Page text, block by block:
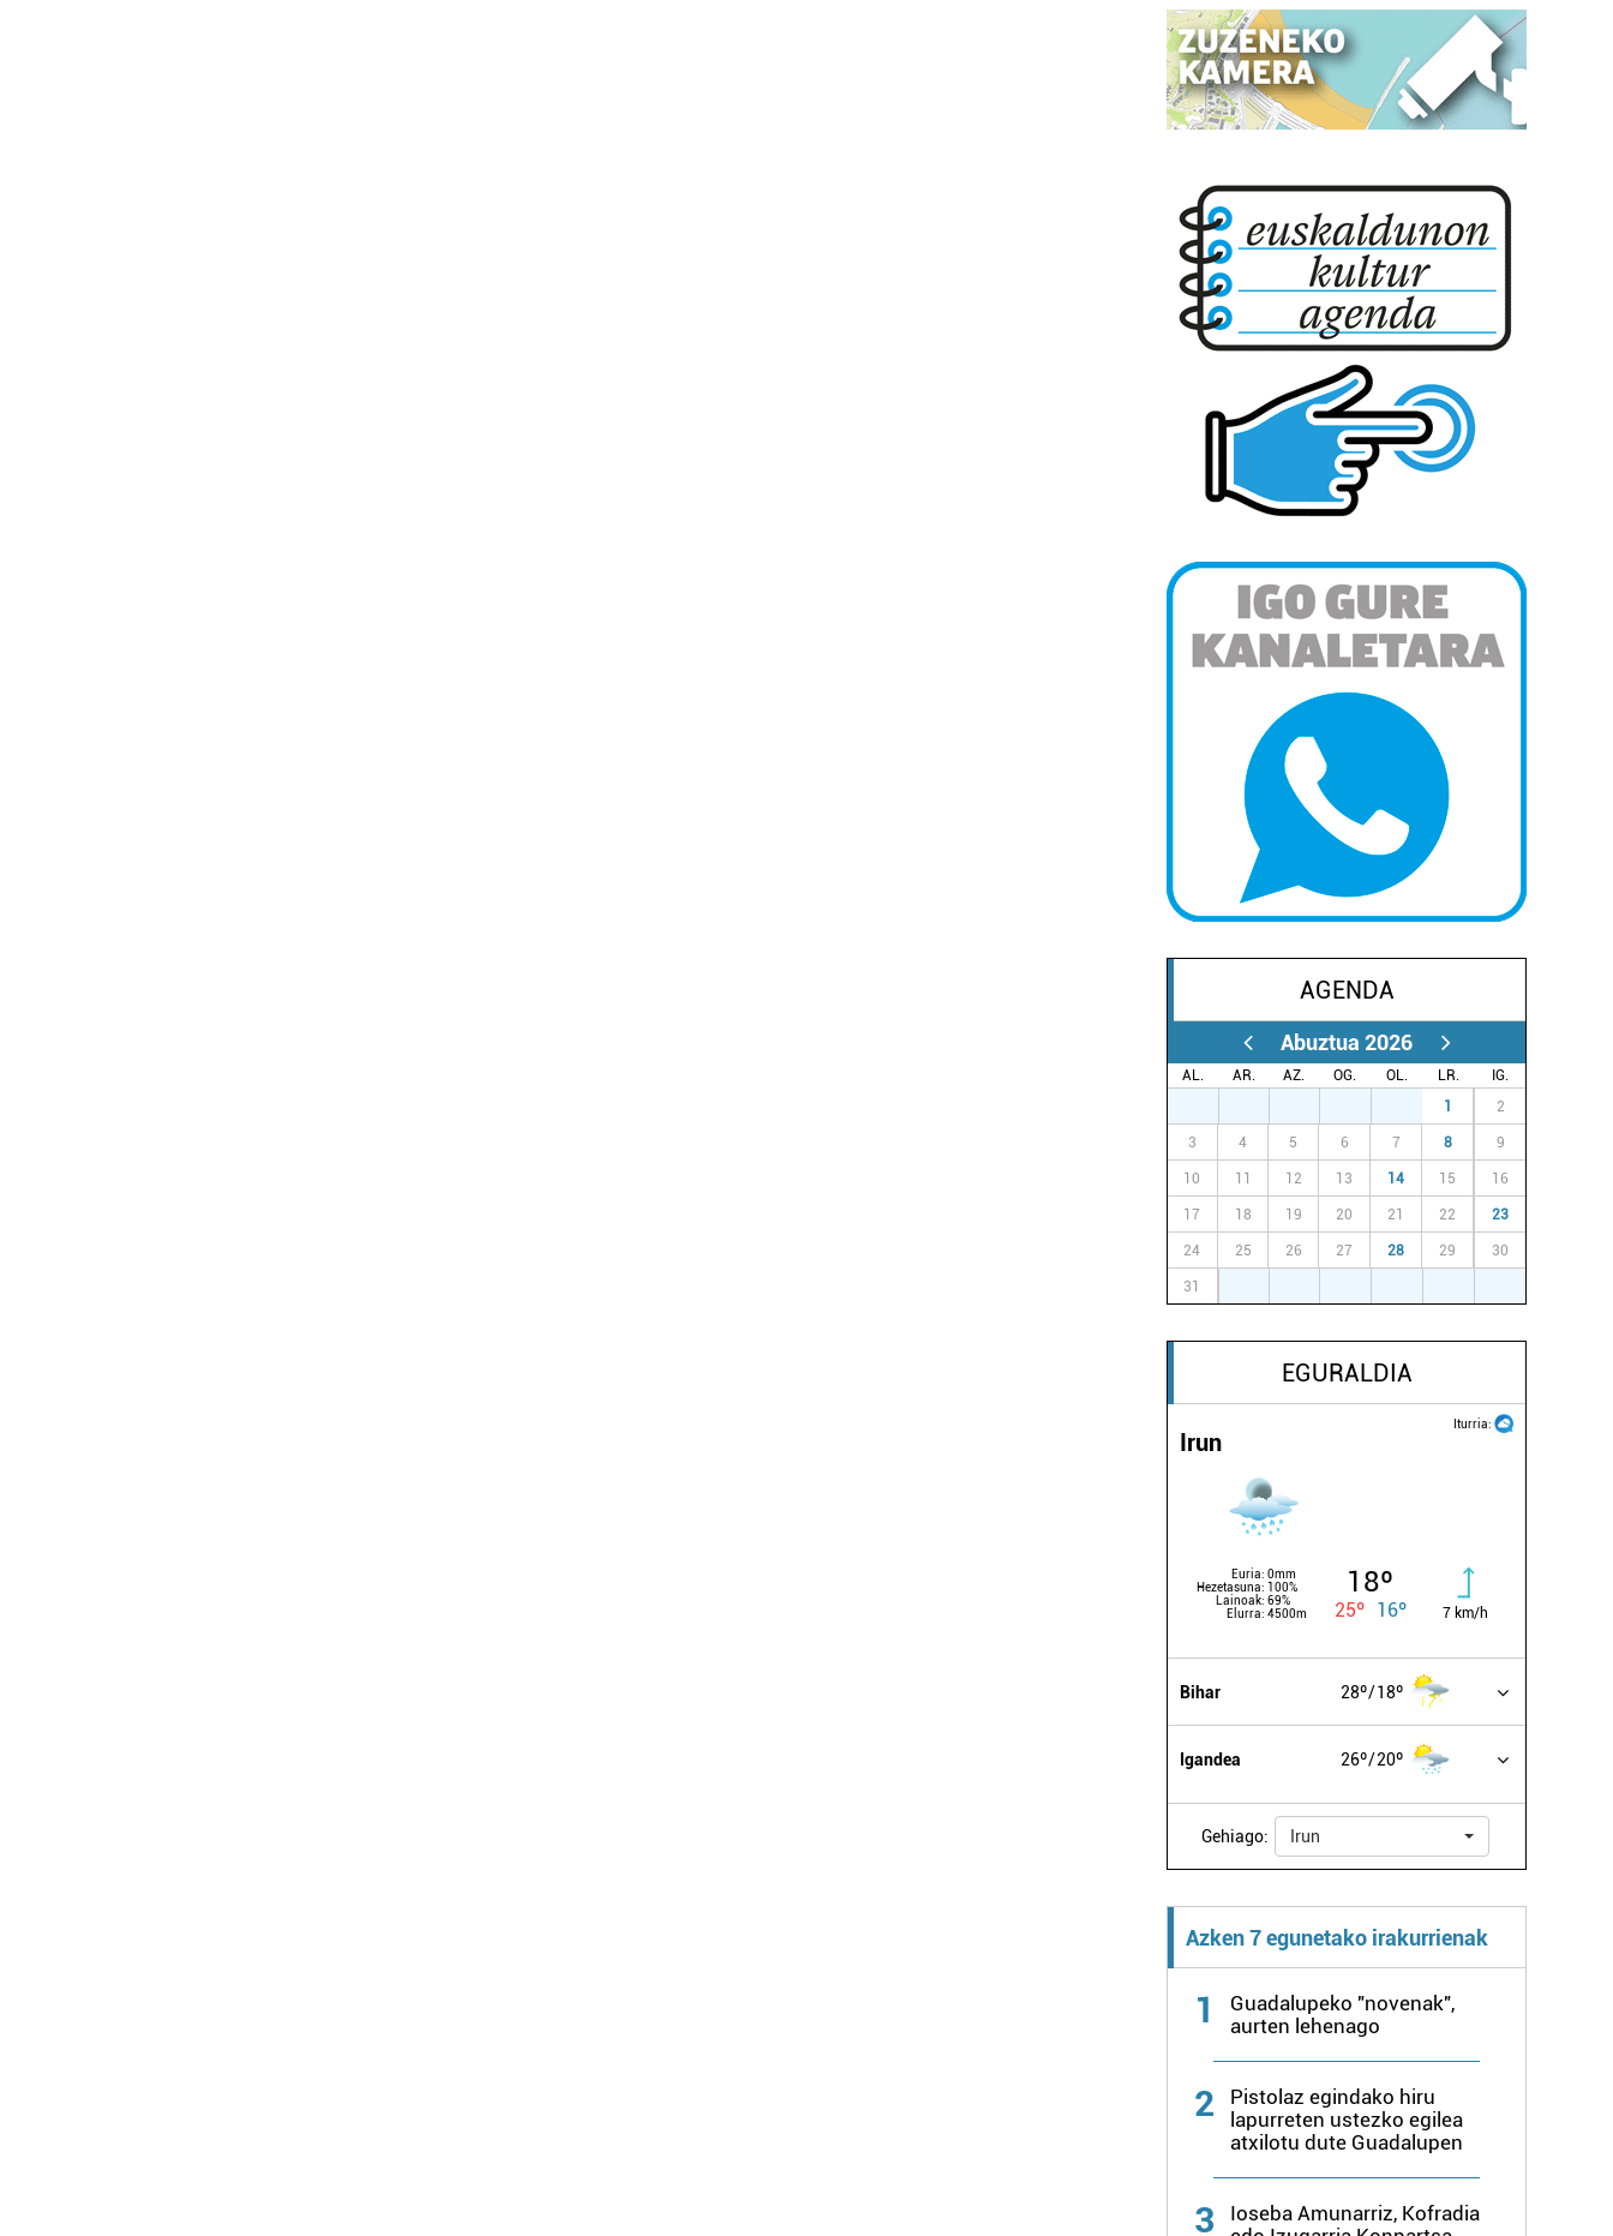
AGENDA
Abuztua 2026
AL. AR. AZ. OG. OL. LR.
IG.
1 2
3 4 5 6 7 8 9
10 11 12 13 14 15 16
17 18 19 20 21 22 23
24 25 26 27 28 29 30
31
EGURALDIA
Iturria:
Irun
Euria: 0mm
Hezetasuna: 100%
Lainoak: 69%
Elurra: 4500m
18º
25º 16º 7 km/h
Bihar 28º 18º
Igandea 26º 20º
Gehiago: Irun
Azken 7 egunetako irakurrienak
1
Guadalupeko "novenak",
aurten lehenago
2
Pistolaz egindako hiru
lapurreten ustezko egilea
atxilotu dute Guadalupen
3
Ioseba Amunarriz, Kofradia